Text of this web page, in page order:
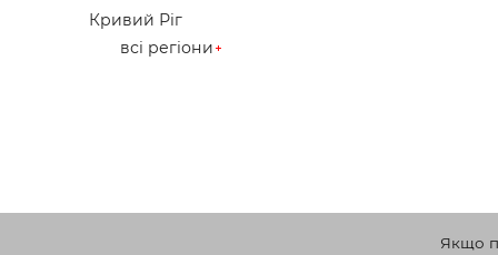
Кривий Ріг
всі регіони
Якщо